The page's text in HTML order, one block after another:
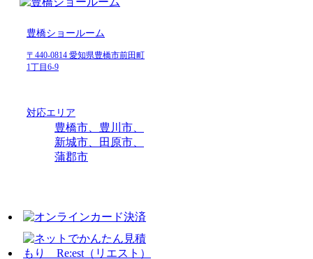
豊橋ショールーム
〒440-0814 愛知県豊橋市前田町
1丁目6-9
対応エリア
豊橋市、豊川市、
新城市、田原市、
蒲郡市